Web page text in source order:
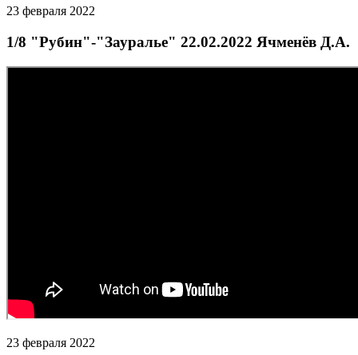
23 февраля 2022
1/8 "Рубин"-"Зауралье" 22.02.2022 Ячменёв Д.А.
23 февраля 2022